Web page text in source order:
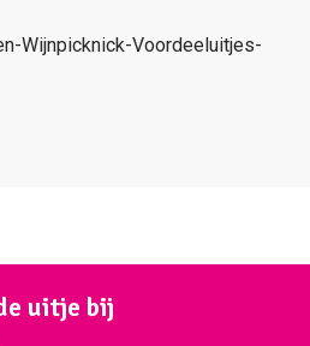
uitje bij